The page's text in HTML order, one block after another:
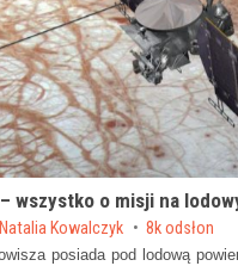
wszystko o misji na
Natalia Kowalczyk 8k odsłon
posiada pod lodową